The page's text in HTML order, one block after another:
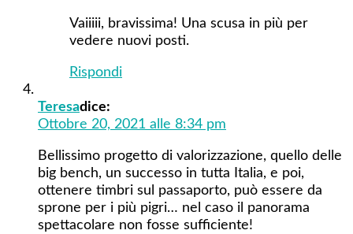
Vaiiiii, bravissima! Una scusa in più per
vedere nuovi posti.
Rispondi
Teresadice:
Ottobre 20, 2021 alle 8:34 pm
Bellissimo progetto di valorizzazione, quello delle
big bench, un successo in tutta Italia, e poi,
ottenere timbri sul passaporto, può essere da
sprone per i più pigri… nel caso il panorama
spettacolare non fosse sufficiente!